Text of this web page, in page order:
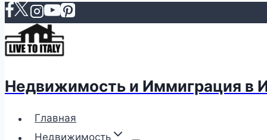
Недвижимость и Иммиграция в
Главная
Недвижимость